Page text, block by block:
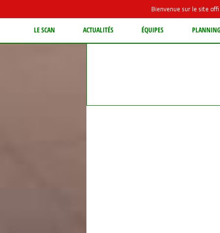
Bienvenue sur le site
LE SCAN ACTUALITÉS ÉQUIPES